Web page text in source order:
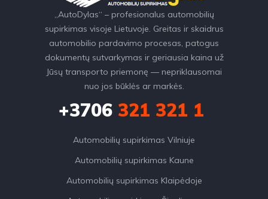
„AutoDylas“ – profesionalus automobilių
supirkimas visoje Lietuvoje. Greitas ir skaidrus
automobilio pardavimo procesas, patogus
dokumentų sutvarkymas ir geriausia kaina už
Jūsų transporto priemonę — nepriklausomai
nuo jos būklės ar markės.
+3706321 321 1
Automobilių supirkimas Vilniuje
Automobilių supirkimas Kaune
Automobilių supirkimas Klaipėdoje